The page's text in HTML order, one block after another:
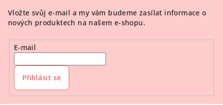
Vložte svůj e-mail a my vám budeme zasílat informace o
nových produktech na našem e-shopu.
E-mail
Přihlásit se